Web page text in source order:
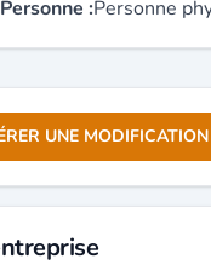
:Personne
UNE MODIFICATION